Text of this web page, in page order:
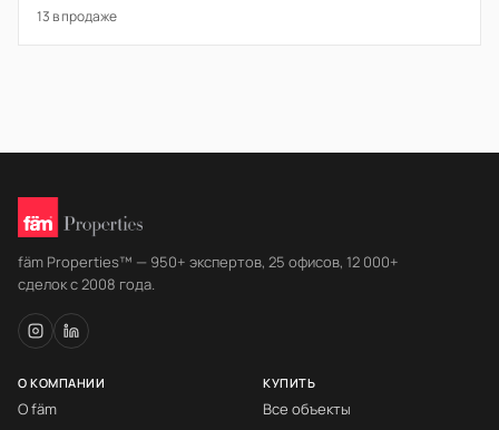
13 в продаже
fäm Properties™ — 950+ экспертов, 25 офисов, 12 000+
сделок с 2008 года.
О КОМПАНИИ
О fäm
КУПИТЬ
Все объекты